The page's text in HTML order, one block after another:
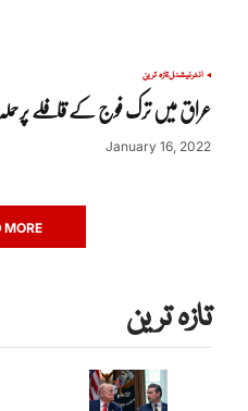
انٹرنیشنلتازہ ترین
عراق میں ترک فوج کے قافلے
January 16, 2022
MORE
تازہ ترین